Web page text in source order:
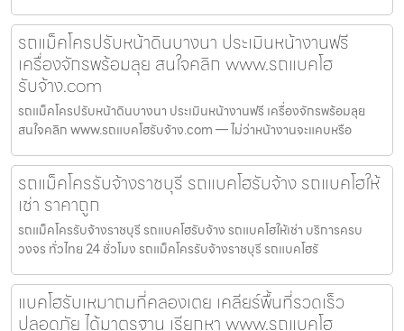
รถแม็คโครปรับหน้าดินบางนา ประเมินหน้างานฟรี
เครื่องจักรพร้อมลุย สนใจคลิก www.รถแบคโฮ
รับจ้าง.com
รถแม็คโครปรับหน้าดินบางนา ประเมินหน้างานฟรี เครื่องจักรพร้อมลุย
สนใจคลิก www.รถแบคโฮรับจ้าง.com — ไม่ว่าหน้างานจะแคบหรือ
รถแม็คโครรับจ้างราชบุรี รถแบคโฮรับจ้าง รถแบคโฮให้
เช่า ราคาถูก
รถแม็คโครรับจ้างราชบุรี รถแบคโฮรับจ้าง รถแบคโฮให้เช่า บริการครบ
วงจร ทั่วไทย 24 ชั่วโมง รถแม็คโครรับจ้างราชบุรี รถแบคโฮรั
แบคโฮรับเหมาถมที่คลองเตย เคลียร์พื้นที่รวดเร็ว
ปลอดภัย ได้มาตรฐาน เรียกหา www.รถแบคโฮ